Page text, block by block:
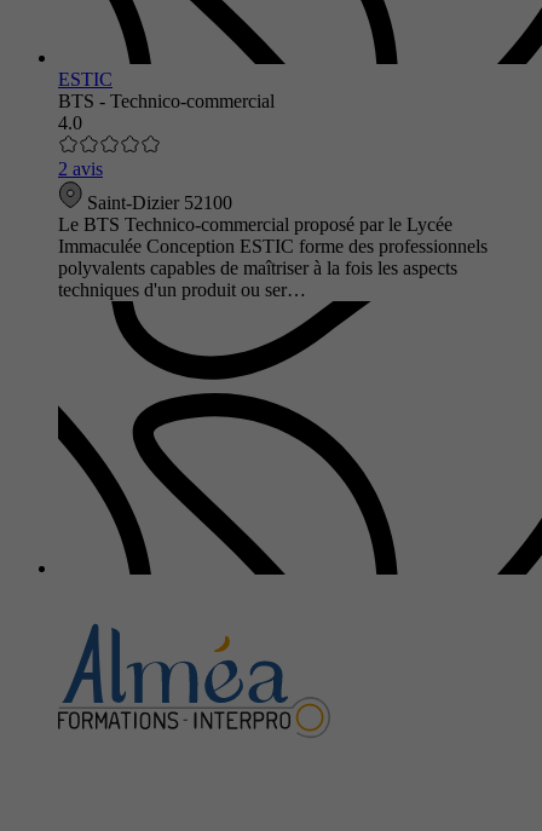
ESTIC
BTS - Technico-commercial
4.0
2 avis
Saint-Dizier 52100
Le BTS Technico-commercial proposé par le Lycée
Immaculée Conception ESTIC forme des professionnels
polyvalents capables de maîtriser à la fois les aspects
techniques d'un produit ou ser…